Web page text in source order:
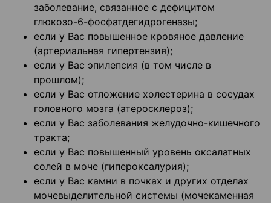
заболевание, связанное с дефицитом
глюкозо-6-фосфатдегидрогеназы;
если у Вас повышенное кровяное давление
(артериальная гипертензия);
если у Вас эпилепсия (в том числе в
прошлом);
если у Вас отложение холестерина в сосудах
головного мозга (атеросклероз);
если у Вас заболевания желудочно-кишечного
тракта;
если у Вас повышенный уровень оксалатных
солей в моче (гипероксалурия);
если у Вас камни в почках и других отделах
мочевыделительной системы (мочекаменная